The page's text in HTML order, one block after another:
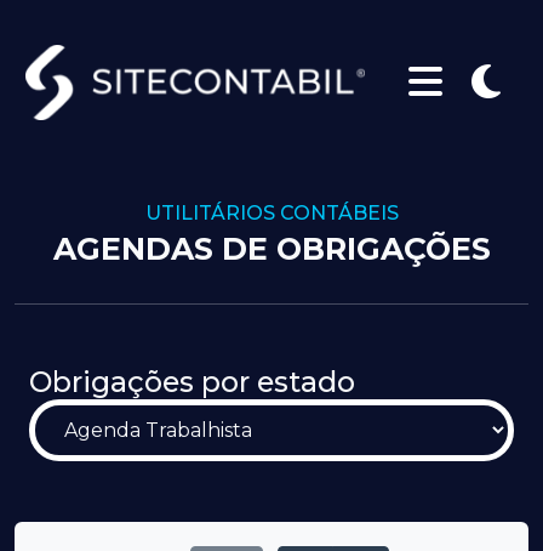
UTILITÁRIOS CONTÁBEIS
AGENDAS DE OBRIGAÇÕES
Obrigações por estado